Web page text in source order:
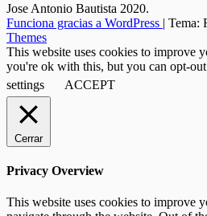
Jose Antonio Bautista 2020.
Funciona gracias a WordPress | Tema:
Themes
This website uses cookies to improve
you're ok with this, but you can opt-
settings
ACCEPT
Cerrar
Privacy Overview
This website uses cookies to improve